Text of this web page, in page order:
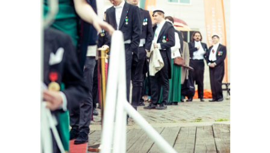
Exponeringstid
1/1000 sek
Bländare